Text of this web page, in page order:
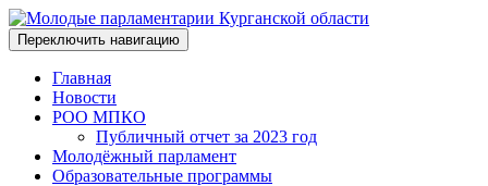
Переключить навигацию
Главная
Новости
РОО МПКО
Публичный отчет за 2023 год
Молодёжный парламент
Образовательные программы